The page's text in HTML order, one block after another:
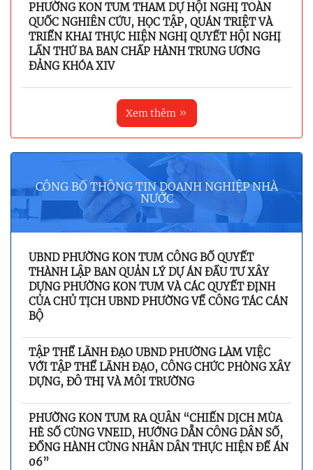
PHƯỜNG KON TUM THAM DỰ HỘI NGHỊ TOÀN
QUỐC NGHIÊN CỨU, HỌC TẬP, QUÁN TRIỆT VÀ
TRIỂN KHAI THỰC HIỆN NGHỊ QUYẾT HỘI NGHỊ
LẦN THỨ BA BAN CHẤP HÀNH TRUNG ƯƠNG
ĐẢNG KHÓA XIV
Xem thêm
CÔNG BỐ THÔNG TIN DOANH NGHIỆP NHÀ
NƯỚC
UBND PHƯỜNG KON TUM CÔNG BỐ QUYẾT
THÀNH LẬP BAN QUẢN LÝ DỰ ÁN ĐẦU TƯ XÂY
DỰNG PHƯỜNG KON TUM VÀ CÁC QUYẾT ĐỊNH
CỦA CHỦ TỊCH UBND PHƯỜNG VỀ CÔNG TÁC CÁN
BỘ
TẬP THỂ LÃNH ĐẠO UBND PHƯỜNG LÀM VIỆC
VỚI TẬP THỂ LÃNH ĐẠO, CÔNG CHỨC PHÒNG XÂY
DỰNG, ĐÔ THỊ VÀ MÔI TRƯỜNG
PHƯỜNG KON TUM RA QUÂN “CHIẾN DỊCH MÙA
HÈ SỐ CÙNG VNEID, HƯỚNG DẪN CÔNG DÂN SỐ,
ĐỒNG HÀNH CÙNG NHÂN DÂN THỰC HIỆN ĐỀ ÁN
06”